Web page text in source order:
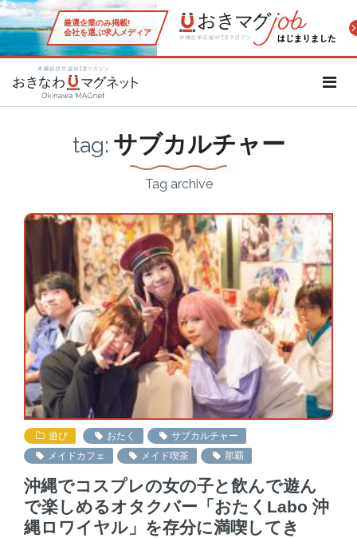
厳選企業のみ掲載!
会社を選ぶ求人メディア
tag: サブカルチャー
Tag archive
遊び おたく
サブカルチャー
メイドカフェ
メイド喫茶 那覇
沖縄でコスプレの女の子と飲んで遊ん
で楽しめるオタクバー「おたくLabo 沖
縄ロワイヤル」を存分に満喫してき